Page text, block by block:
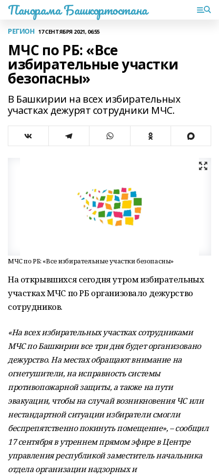
Панорама Башкортостана
РЕГИОН 17 СЕНТЯБРЯ 2021, 06:55
МЧС по РБ: «Все
избирательные участки
безопасны»
В Башкирии на всех избирательных
участках дежурят сотрудники МЧС.
МЧС по РБ: «Все избирательные участки безопасны»
На открывшихся сегодня утром избирательных
участках МЧС по РБ организовало дежурство
сотрудников.
«На всех избирательных участках сотрудниками
МЧС по Башкирии все три дня будет организовано
дежурство. На местах обращают внимание на
огнетушители, на исправность системы
противопожарной защиты, а также на пути
эвакуации, чтобы на случай возникновения ЧС или
нестандартной ситуации избиратели смогли
беспрепятственно покинуть помещение», – сообщил
17 сентября в утреннем прямом эфире в Центре
управления республикой заместитель начальника
отдела организации надзорных и